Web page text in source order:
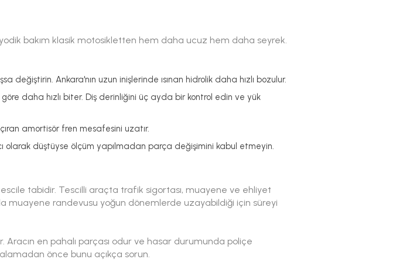
bakım klasik motosikletten hem daha ucuz hem daha seyrek.
değiştirin. Ankara'nın uzun inişlerinde ısınan hidrolik daha hızlı bozulur.
daha hızlı biter. Diş derinliğini üç ayda bir kontrol edin ve yük
amortisör fren mesafesini uzatır.
olarak düştüyse ölçüm yapılmadan parça değişimini kabul etmeyin.
tabidir. Tescilli araçta trafik sigortası, muayene ve ehliyet
muayene randevusu yoğun dönemlerde uzayabildiği için süreyi
en pahalı parçası odur ve hasar durumunda poliçe
önce bunu açıkça sorun.